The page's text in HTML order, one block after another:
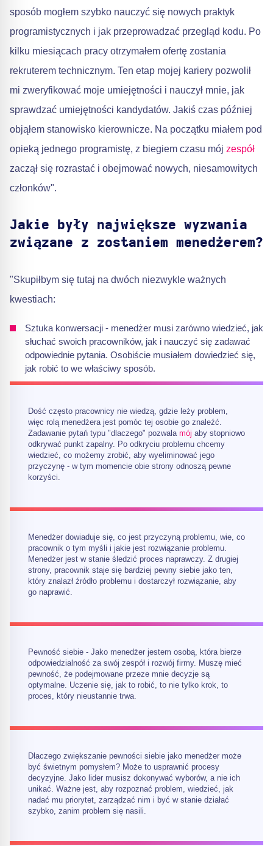
sposób mogłem szybko nauczyć się nowych praktyk
programistycznych i jak przeprowadzać przegląd kodu. Po
kilku miesiącach pracy otrzymałem ofertę zostania
rekruterem technicznym. Ten etap mojej kariery pozwolił
mi zweryfikować moje umiejętności i nauczył mnie, jak
sprawdzać umiejętności kandydatów. Jakiś czas później
objąłem stanowisko kierownicze. Na początku miałem pod
opieką jednego programistę, z biegiem czasu mój zespół
zaczął się rozrastać i obejmować nowych, niesamowitych
członków".
Jakie były największe wyzwania
związane z zostaniem menedżerem?
"Skupiłbym się tutaj na dwóch niezwykle ważnych
kwestiach:
Sztuka konwersacji - menedżer musi zarówno wiedzieć, jak
słuchać swoich pracowników, jak i nauczyć się zadawać
odpowiednie pytania. Osobiście musiałem dowiedzieć się,
jak robić to we właściwy sposób.
Dość często pracownicy nie wiedzą, gdzie leży problem,
więc rolą menedżera jest pomóc tej osobie go znaleźć.
Zadawanie pytań typu "dlaczego" pozwala mój aby stopniowo
odkrywać punkt zapalny. Po odkryciu problemu chcemy
wiedzieć, co możemy zrobić, aby wyeliminować jego
przyczynę - w tym momencie obie strony odnoszą pewne
korzyści.
Menedżer dowiaduje się, co jest przyczyną problemu, wie, co
pracownik o tym myśli i jakie jest rozwiązanie problemu.
Menedżer jest w stanie śledzić proces naprawczy. Z drugiej
strony, pracownik staje się bardziej pewny siebie jako ten,
który znalazł źródło problemu i dostarczył rozwiązanie, aby
go naprawić.
Pewność siebie - Jako menedżer jestem osobą, która bierze
odpowiedzialność za swój zespół i rozwój firmy. Muszę mieć
pewność, że podejmowane przeze mnie decyzje są
optymalne. Uczenie się, jak to robić, to nie tylko krok, to
proces, który nieustannie trwa.
Dlaczego zwiększanie pewności siebie jako menedżer może
być świetnym pomysłem? Może to usprawnić procesy
decyzyjne. Jako lider musisz dokonywać wyborów, a nie ich
unikać. Ważne jest, aby rozpoznać problem, wiedzieć, jak
nadać mu priorytet, zarządzać nim i być w stanie działać
szybko, zanim problem się nasili.